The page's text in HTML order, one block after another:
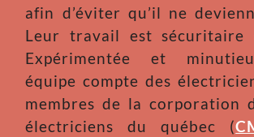
afin d’éviter qu’il ne
Leur travail est sécuritaire
Expérimentée et
équipe compte des
membres de la corporation
électriciens du québec (